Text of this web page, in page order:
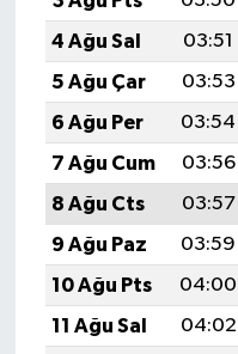
4 Ağu Sal
03:51
5 Ağu Çar
03:53
6 Ağu Per
03:54
7 Ağu Cum
03:56
8 Ağu Cts
03:57
9 Ağu Paz
03:59
10 Ağu Pts
04:00
11 Ağu Sal
04:02